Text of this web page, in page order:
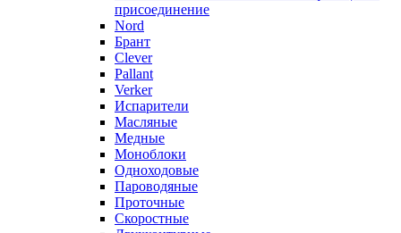
присоединение
Nord
Брант
Clever
Pallant
Verker
Испарители
Масляные
Медные
Моноблоки
Одноходовые
Пароводяные
Проточные
Скоростные